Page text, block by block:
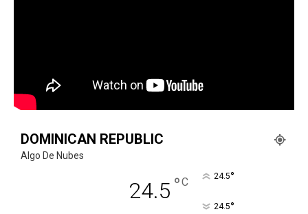
DOMINICAN REPUBLIC
Algo De Nubes
24.5 °C 24.5°
24.5°